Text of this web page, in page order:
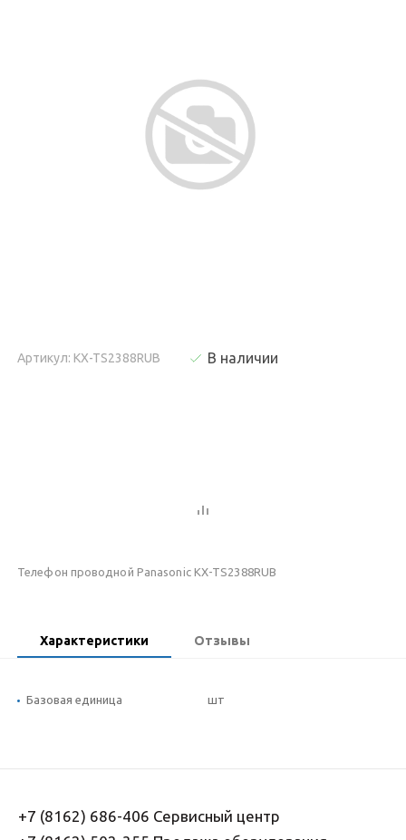
Артикул: KX-TS2388RUB В наличии
Телефон проводной Panasonic KX-TS2388RUB
Характеристики Отзывы
Базовая единица шт
+7 (8162) 686-406 Сервисный центр